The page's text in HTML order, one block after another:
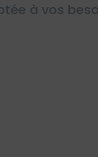
à vos